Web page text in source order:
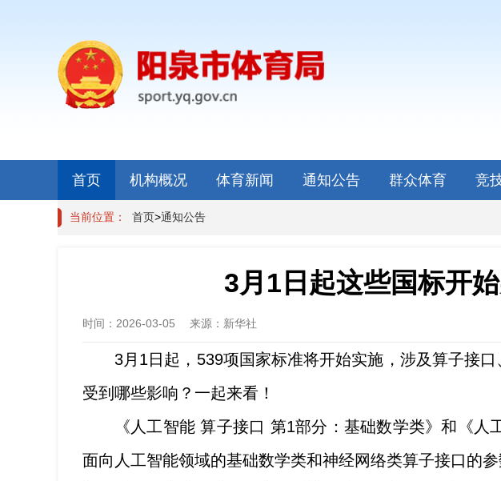
首页 机构概况 体育新闻 通知公告 群众体育 竞
当前位置： 首页>通知公告
3月1日起这些国标开
时间： 2026-03-05 来源： 新华社
3月1日起，539项国家标准将开始实施，涉及算子接
受到哪些影响？一起来看！
《人工智能 算子接口 第1部分：基础数学类》和《
面向人工智能领域的基础数学类和神经网络类算子接口的